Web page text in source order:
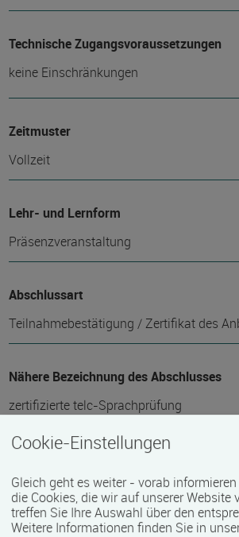
Technische Zugangsvoraussetzungen
keine Einschränkungen
Zeitmuster
Vollzeit
Lehr- und Lernform
Präsenzveranstaltung
Abschlussart
Teilnahmebestätigung / Zertifikat des
Nähere Bezeichnung des Abschlusses
zertifizierte telc-Sprachprüfung
320 Stunde(n)
Cookie-Einstellungen
Gleich geht es weiter - vorab
die Cookies, die wir auf unserer Website
treffen Sie Ihre Auswahl über den
Weitere Informationen finden Sie in